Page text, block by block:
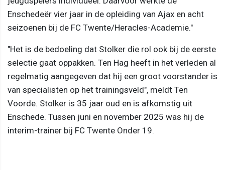
Enschedeër vier jaar in de opleiding van Ajax en acht
seizoenen bij de FC Twente/Heracles-Academie."
"Het is de bedoeling dat Stolker die rol ook bij de eerste
selectie gaat oppakken. Ten Hag heeft in het verleden al
regelmatig aangegeven dat hij een groot voorstander is
van specialisten op het trainingsveld", meldt Ten
Voorde. Stolker is 35 jaar oud en is afkomstig uit
Enschede. Tussen juni en november 2025 was hij de
interim-trainer bij FC Twente Onder 19.